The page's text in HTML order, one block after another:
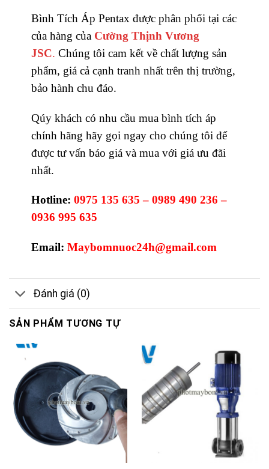
Bình Tích Áp Pentax được phân phối tại các
của hàng của Cường Thịnh Vương
JSC. Chúng tôi cam kết về chất lượng sản
phẩm, giá cả cạnh tranh nhất trên thị trường,
bảo hành chu đáo.
Qúy khách có nhu cầu mua bình tích áp
chính hãng hãy gọi ngay cho chúng tôi để
được tư vấn báo giá và mua với giá ưu đãi
nhất.
Hotline: 0975 135 635 – 0989 490 236 –
0936 995 635
Email: Maybomnuoc24h@gmail.com
Đánh giá (0)
SẢN PHẨM TƯƠNG TỰ